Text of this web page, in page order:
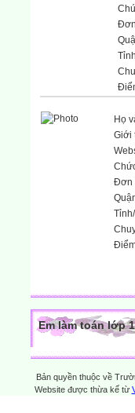
Họ
Giới
Đơn
Em làm toán lớp 1
Bản quyền thuộc về
Website được thừa kế từ